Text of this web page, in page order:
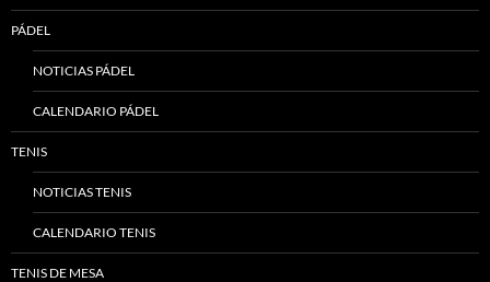
PÁDEL
NOTICIAS PÁDEL
CALENDARIO PÁDEL
TENIS
NOTICIAS TENIS
CALENDARIO TENIS
TENIS DE MESA